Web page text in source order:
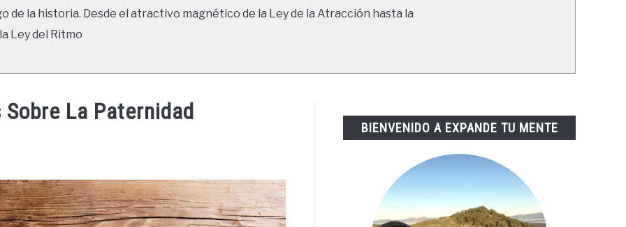
de la historia. Desde el atractivo magnético de la Ley de la Atracción hasta la
Ley del Ritmo
La Paternidad
BIENVENIDO A EXPANDE TU MENTE